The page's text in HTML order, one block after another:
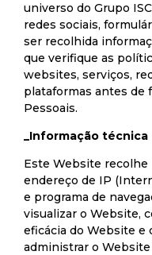
universo do Grupo
redes sociais,
ser recolhida
que verifique as
websites, serviços,
plataformas antes de
Pessoais.
_Informação técnica
Este Website recolhe
endereço de IP
e programa de
visualizar o Website,
eficácia do Website e
administrar o